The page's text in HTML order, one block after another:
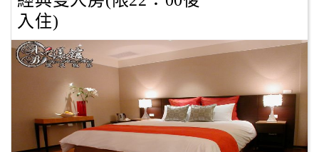
入住)